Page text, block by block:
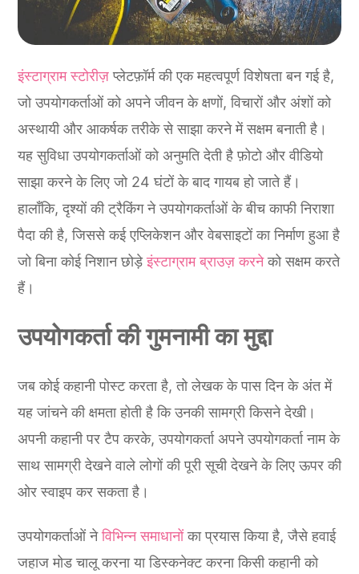
इंस्टाग्राम स्टोरीज़प्लेटफ़ॉर्म की एक महत्वपूर्ण विशेषता बन गई है,
जो उपयोगकर्ताओं को अपने जीवन के क्षणों, विचारों और अंशों को
अस्थायी और आकर्षक तरीके से साझा करने में सक्षम बनाती है।
यह सुविधा उपयोगकर्ताओं को अनुमति देती है फ़ोटो और वीडियो
साझा करने के लिए जो 24 घंटों के बाद गायब हो जाते हैं।
हालाँकि, दृश्यों की ट्रैकिंग ने उपयोगकर्ताओं के बीच काफी निराशा
पैदा की है, जिससे कई एप्लिकेशन और वेबसाइटों का निर्माण हुआ है
जो बिना कोई निशान छोड़ेइंस्टाग्राम ब्राउज़ करनेको सक्षम करते
हैं।
उपयोगकर्ता की गुमनामी का मुद्दा
जब कोई कहानी पोस्ट करता है, तो लेखक के पास दिन के अंत में
यह जांचने की क्षमता होती है कि उनकी सामग्री किसने देखी।
अपनी कहानी पर टैप करके, उपयोगकर्ता अपने उपयोगकर्ता नाम के
साथ सामग्री देखने वाले लोगों की पूरी सूची देखने के लिए ऊपर की
ओर स्वाइप कर सकता है।
उपयोगकर्ताओं नेविभिन्न समाधानोंका प्रयास किया है, जैसे हवाई
जहाज मोड चालू करना या डिस्कनेक्ट करना किसी कहानी को